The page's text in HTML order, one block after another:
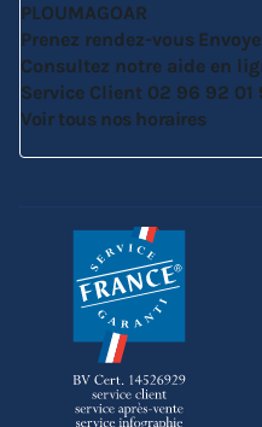
PLOUMAGOAR
Prenez rendez-vous
Consultez notre aide en
Service Client 02 96 92 01
Voir tous nos horaires